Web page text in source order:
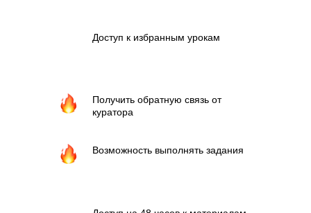
Доступ к избранным урокам
Возможность выполнять задания
Получить обратную связь от
куратора